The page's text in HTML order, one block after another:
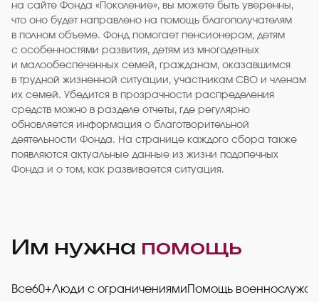
на сайте Фонда «Поколение», вы можете быть уверенны,
что оно будет направлено на помощь благополучателям
в полном объеме. Фонд помогает пенсионерам, детям
с особенностями развития, детям из многодетных
и малообеспеченных семей, гражданам, оказавшимся
в трудной жизненной ситуации, участникам СВО и членам
их семей. Убедится в прозрачности распределения
средств можно в разделе отчеты, где регулярно
обновляется информация о благотворительной
деятельности Фонда. На странице каждого сбора также
появляются актуальные данные из жизни подопечных
Фонда и о том, как развивается ситуация.
Им нужна помощь
Все60+Люди с ограничениями Помощь